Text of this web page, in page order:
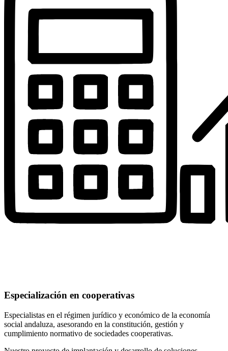
Especialización en cooperativas
Especialistas en el régimen jurídico y económico de la economía
social andaluza, asesorando en la constitución, gestión y
cumplimiento normativo de sociedades cooperativas.